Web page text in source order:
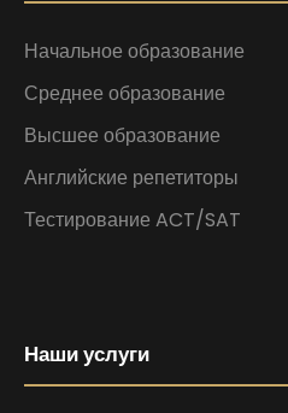
Начальное образование
Среднее образование
Высшее образование
Английские репетиторы
Тестирование ACT/SAT
Наши услуги